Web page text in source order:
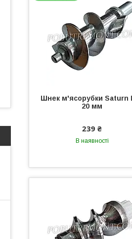
Шнек м'ясорубки Saturn
20 мм
239 ₴
В наявності